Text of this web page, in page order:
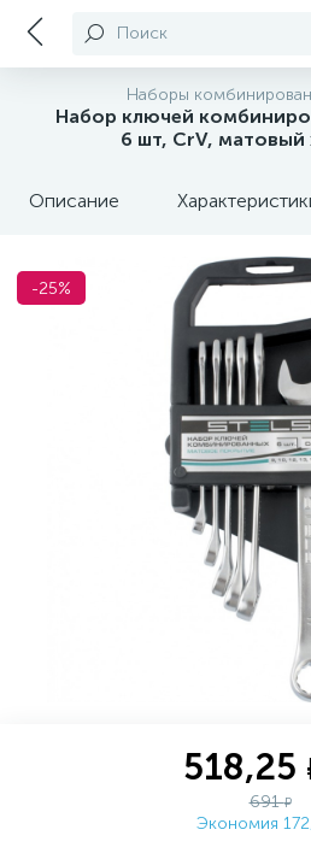
Поиск
Наборы
Набор ключей
6 шт, CrV, матовый
Описание
-25%
518,25
691₽
Экономия